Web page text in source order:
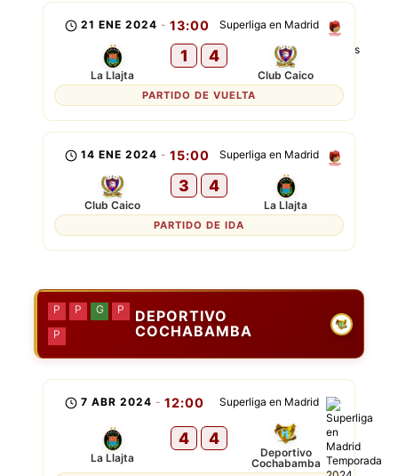
Superliga en Madrid
21 ENE 2024 - 13:00
La Llajta
1 4
Club Caico
PARTIDO DE VUELTA
Superliga en Madrid
14 ENE 2024 - 15:00
Club Caico
3 4
La Llajta
PARTIDO DE IDA
DEPORTIVO
COCHABAMBA
P P G
P
P
Superliga en Madrid
7 ABR 2024 - 12:00
La Llajta
4 4
Deportivo
Cochabamba